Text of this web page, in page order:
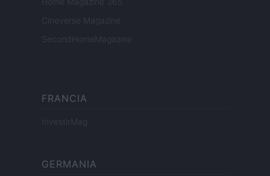
Cineverse Magazine
SecondHomeMagazine
FRANCIA
InvestirMag
GERMANIA